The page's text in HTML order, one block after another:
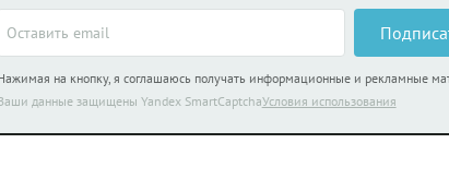
на кнопку, я соглашаюсь получать информационные и рекламные
данные защищены Yandex SmartCaptchaУсловия использования